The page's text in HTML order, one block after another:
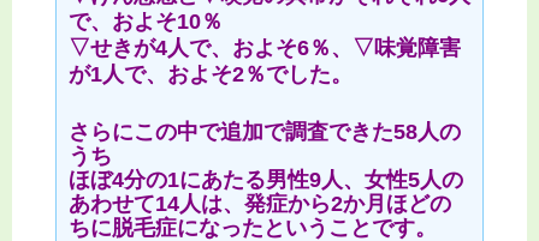
で、およそ10％
▽せきが4人で、およそ6％、▽味覚障害
が1人で、およそ2％でした。
さらにこの中で追加で調査できた58人の
うち
ほぼ4分の1にあたる男性9人、女性5人の
あわせて14人は、発症から2か月ほどの
ちに脱毛症になったということです。